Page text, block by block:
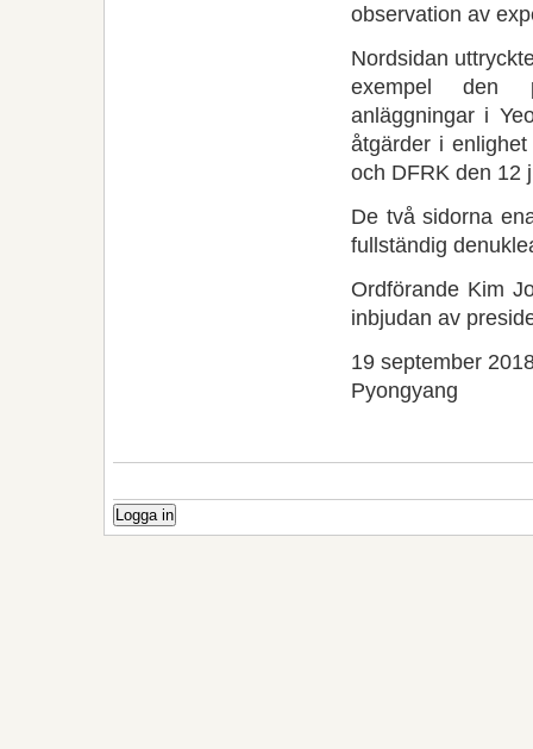
observation av
Nordsidan
exempel den
anläggningar i
åtgärder i
och DFRK den 12
De två sidorna
fullständig
Ordförande Kim
inbjudan av
19 september
Pyongyang
Logga in